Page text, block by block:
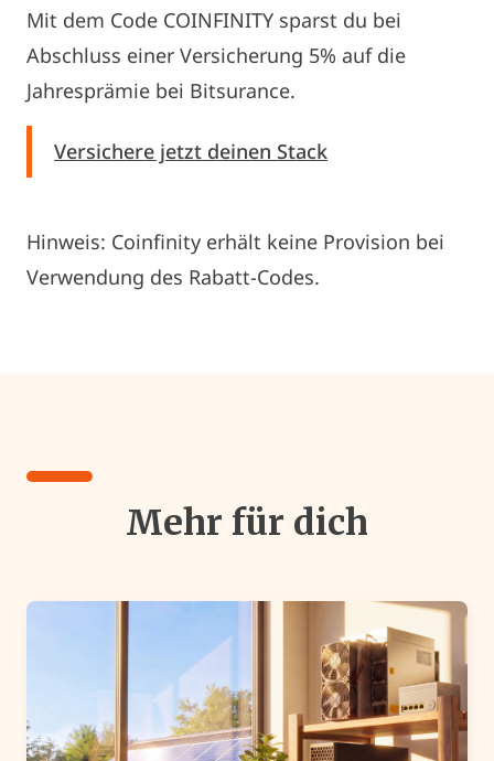
Mit dem Code COINFINITY sparst du bei
Abschluss einer Versicherung 5% auf die
Jahresprämie bei Bitsurance.
Versichere jetzt deinen Stack
Hinweis: Coinfinity erhält keine Provision bei
Verwendung des Rabatt-Codes.
Mehr für dich